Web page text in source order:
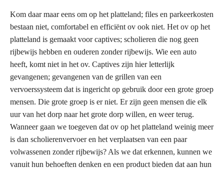
Kom daar maar eens om op het platteland; files en parkeerkosten
bestaan niet, comfortabel en efficiënt ov ook niet. Het ov op het
platteland is gemaakt voor captives; scholieren die nog geen
rijbewijs hebben en ouderen zonder rijbewijs. Wie een auto
heeft, komt niet in het ov. Captives zijn hier letterlijk
gevangenen; gevangenen van de grillen van een
vervoerssysteem dat is ingericht op gebruik door een grote groep
mensen. Die grote groep is er niet. Er zijn geen mensen die elk
uur van het dorp naar het grote dorp willen, en weer terug.
Wanneer gaan we toegeven dat ov op het platteland weinig meer
is dan scholierenvervoer en het verplaatsen van een paar
volwassenen zonder rijbewijs? Als we dat erkennen, kunnen we
vanuit hun behoeften denken en een product bieden dat aan hun